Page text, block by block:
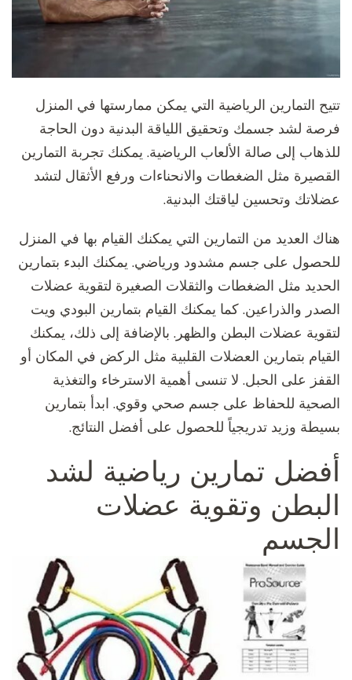
تتيح التمارين الرياضية التي يمكن ممارستها في المنزل
فرصة لشد جسمك وتحقيق اللياقة البدنية دون الحاجة
للذهاب إلى صالة الألعاب الرياضية. يمكنك تجربة التمارين
القصيرة مثل الضغطات والانحناءات ورفع الأثقال لتشد
عضلاتك وتحسين لياقتك البدنية.
هناك العديد من التمارين التي يمكنك القيام بها في المنزل
للحصول على جسم مشدود ورياضي. يمكنك البدء بتمارين
الحديد مثل الضغطات والثقلات الصغيرة لتقوية عضلات
الصدر والذراعين. كما يمكنك القيام بتمارين البودي ويت
لتقوية عضلات البطن والظهر. بالإضافة إلى ذلك، يمكنك
القيام بتمارين العضلات القلبية مثل الركض في المكان أو
القفز على الحبل. لا تنسى أهمية الاسترخاء والتغذية
الصحية للحفاظ على جسم صحي وقوي. ابدأ بتمارين
بسيطة وزيد تدريجياً للحصول على أفضل النتائج.
أفضل تمارين رياضية لشد
البطن وتقوية عضلات
الجسم